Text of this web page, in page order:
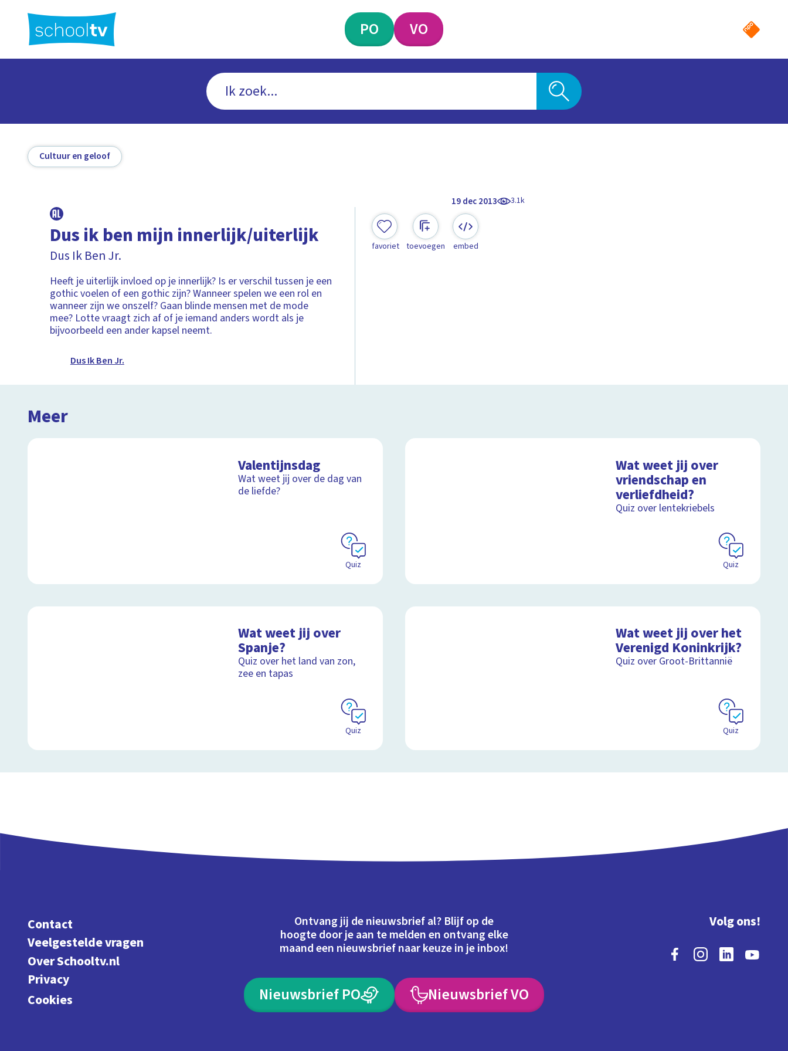
hoofdinhoud
PO VO
Cultuur en geloof
19 dec 2013 3.1k
Dus ik ben mijn innerlijk/uiterlijk
Dus Ik Ben Jr.
Heeft je uiterlijk invloed op je innerlijk? Is er verschil tussen je een
gothic voelen of een gothic zijn? Wanneer spelen we een rol en
wanneer zijn we onszelf? Gaan blinde mensen met de mode
mee? Lotte vraagt zich af of je iemand anders wordt als je
bijvoorbeeld een ander kapsel neemt.
Dus Ik Ben Jr.
favoriet toevoegen embed
Meer
Valentijnsdag
Wat weet jij over de dag van
de liefde?
Quiz
Wat weet jij over
vriendschap en
verliefdheid?
Quiz over lentekriebels
Quiz
Wat weet jij over
Spanje?
Quiz over het land van zon,
zee en tapas
Quiz
Wat weet jij over het
Verenigd Koninkrijk?
Quiz over Groot-Brittannië
Quiz
Contact
Veelgestelde vragen
Over Schooltv.nl
Privacy
Cookies
Ontvang jij de nieuwsbrief al? Blijf op de
hoogte door je aan te melden en ontvang elke
maand een nieuwsbrief naar keuze in je inbox!
Nieuwsbrief PO Nieuwsbrief VO
Volg ons!